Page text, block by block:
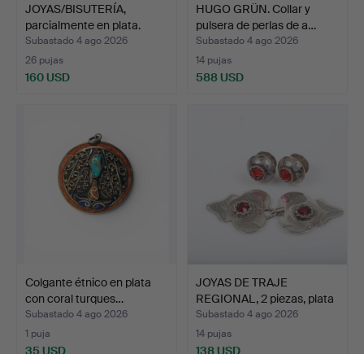
JOYAS/BISUTERÍA,
parcialmente en plata.
Subastado 4 ago 2026
26 pujas
160 USD
HUGO GRÜN. Collar y
pulsera de perlas de a…
Subastado 4 ago 2026
14 pujas
588 USD
Colgante étnico en plata
con coral turques…
Subastado 4 ago 2026
1 puja
35 USD
JOYAS DE TRAJE
REGIONAL, 2 piezas, plata
d…
Subastado 4 ago 2026
14 pujas
138 USD